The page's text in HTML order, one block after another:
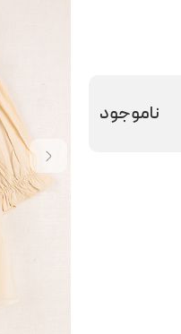
ناموجود